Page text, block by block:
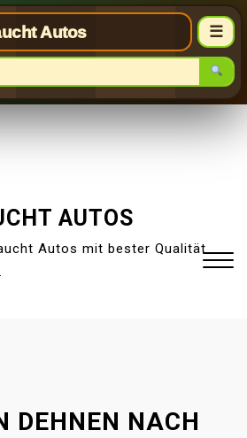
Autos ☰
AUTOS
Autos mit bester Qualität
DEHNEN NACH